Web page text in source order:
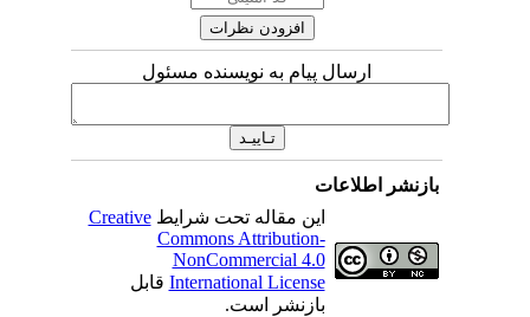
ارسال پیام به نویسنده مسئول
بازنشر اطلاعات
این مقاله تحت شرایطCreative
Commons Attribution-
NonCommercial 4.0
International Licenseقابل
بازنشر است.